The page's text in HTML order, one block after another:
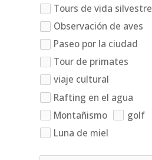
Tours de vida silvestre
Observación de aves
Paseo por la ciudad
Tour de primates
viaje cultural
Rafting en el agua
Montañismo
golf
Luna de miel